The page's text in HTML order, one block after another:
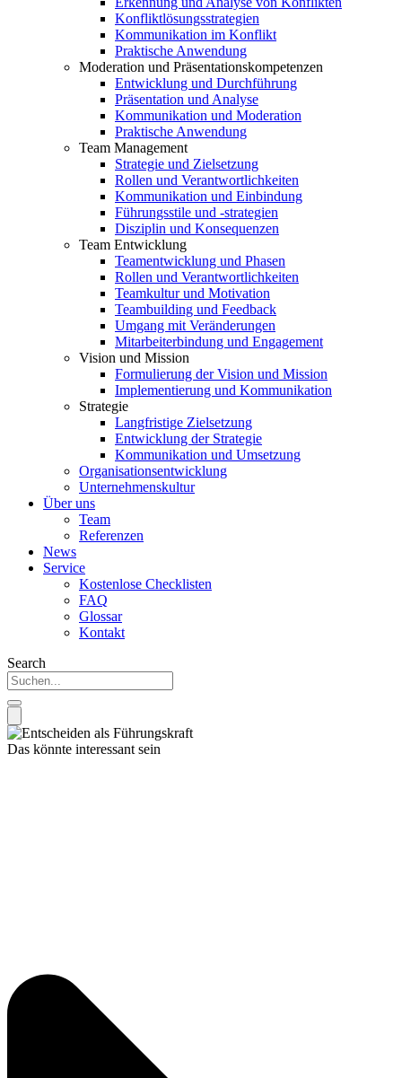
Konfliktlösungsstrategien
Kommunikation im Konflikt
Praktische Anwendung
Moderation und Präsentationskompetenzen
Entwicklung und Durchführung
Präsentation und Analyse
Kommunikation und Moderation
Praktische Anwendung
Team Management
Strategie und Zielsetzung
Rollen und Verantwortlichkeiten
Kommunikation und Einbindung
Führungsstile und -strategien
Disziplin und Konsequenzen
Team Entwicklung
Teamentwicklung und Phasen
Rollen und Verantwortlichkeiten
Teamkultur und Motivation
Teambuilding und Feedback
Umgang mit Veränderungen
Mitarbeiterbindung und Engagement
Vision und Mission
Formulierung der Vision und Mission
Implementierung und Kommunikation
Strategie
Langfristige Zielsetzung
Entwicklung der Strategie
Kommunikation und Umsetzung
Organisationsentwicklung
Unternehmenskultur
Über uns
Team
Referenzen
News
Service
Kostenlose Checklisten
FAQ
Glossar
Kontakt
Search
Das könnte interessant sein